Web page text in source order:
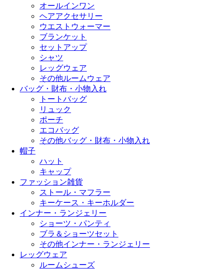
オールインワン
ヘアアクセサリー
ウエストウォーマー
ブランケット
セットアップ
シャツ
レッグウェア
その他ルームウェア
バッグ・財布・小物入れ
トートバッグ
リュック
ポーチ
エコバッグ
その他バッグ・財布・小物入れ
帽子
ハット
キャップ
ファッション雑貨
ストール・マフラー
キーケース・キーホルダー
インナー・ランジェリー
ショーツ・パンティ
ブラ＆ショーツセット
その他インナー・ランジェリー
レッグウェア
ルームシューズ